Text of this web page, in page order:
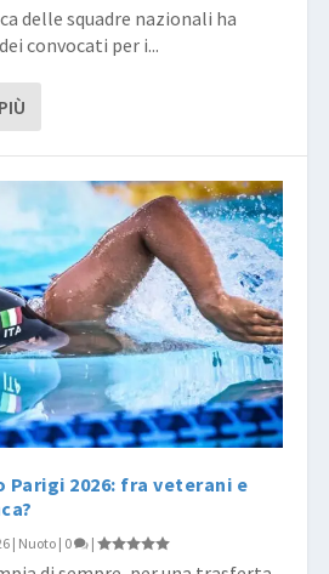
delle squadre nazionali ha
convocati per i...
Parigi 2026: fra veterani e
| Nuoto | 0 |